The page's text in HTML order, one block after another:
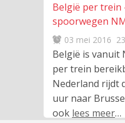
België per trein
spoorwegen
03 mei 2016
België is vanuit
per trein
Nederland rijdt
uur naar
ook lees meer…